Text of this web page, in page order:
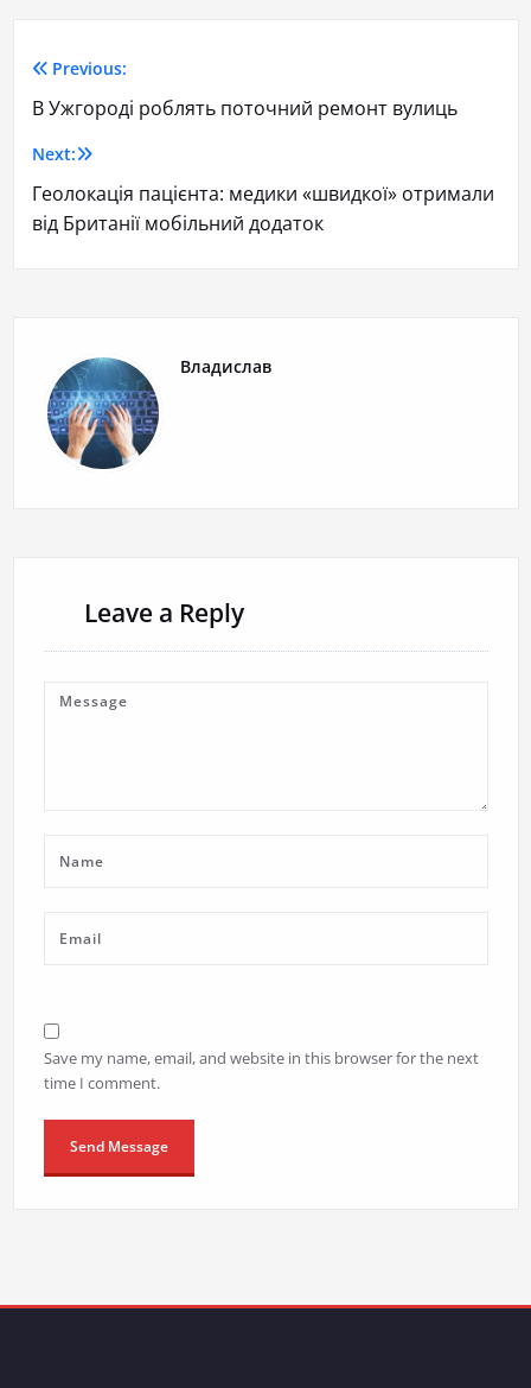
Previous:
В Ужгороді роблять поточний ремонт вулиць
Next:
Геолокація пацієнта: медики «швидкої» отримали
від Британії мобільний додаток
Владислав
Leave a Reply
Save my name, email, and website in this browser for the next
time I comment.